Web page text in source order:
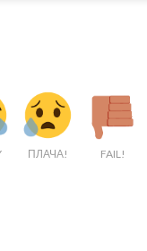
ПЛАЧА! FAIL!